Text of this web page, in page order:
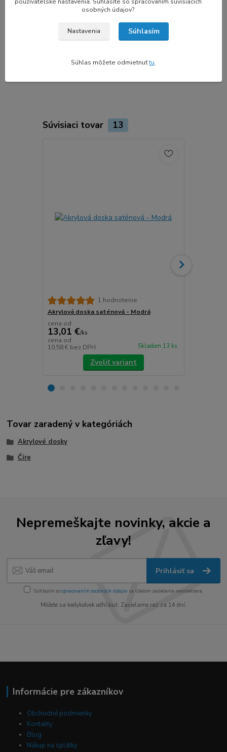
-40ºC - +80ºC
kontaktujte na email akryl@3dskladom.sk a dohodneme
Súvisiaci tovar 13
1 hodnotenie
Akrylová doska saténová - Modrá
cena od
13,01 €/ks
cena od
10,58 € bez DPH Skladom 13 ks
Zvoliť variant
Tovar zaradený v kategóriách
Akrylové dosky
Číre
Nepremeškajte novinky, akcie a
zľavy!
Prihlásiť sa
Súhlasím sospracovaním osobných údajov za účelom zasielania newslettera.
Môžete sa kedykoľvek odhlásiť. Zasielame raz za 14 dní.
Informácie pre zákazníkov
Obchodné podmienky
Kontakty
Blog
Nákup na splátky
osobných údajov?
Nastavenia Súhlasím
Súhlas môžete odmietnuťtu.